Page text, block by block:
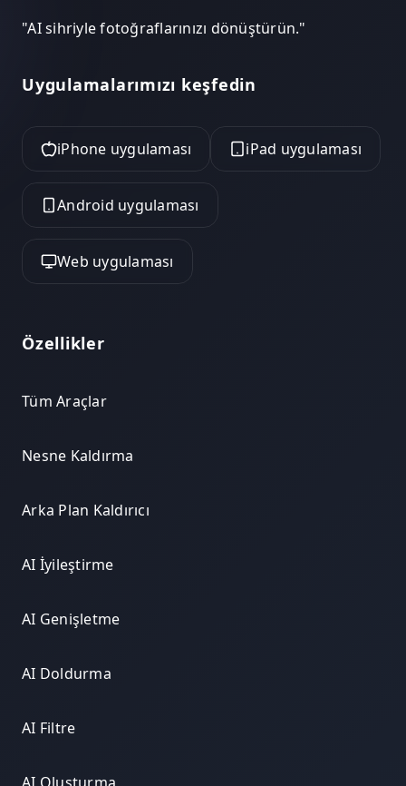
"AI sihriyle fotoğraflarınızı dönüştürün."
Uygulamalarımızı keşfedin
iPhone uygulaması iPad uygulaması
Android uygulaması
Web uygulaması
Özellikler
Tüm Araçlar
Nesne Kaldırma
Arka Plan Kaldırıcı
AI İyileştirme
AI Genişletme
AI Doldurma
AI Filtre